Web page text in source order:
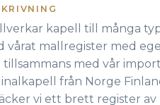
kapell till många
vårat mallregister med
tillsammans med vår
från Norge
vi ett brett register